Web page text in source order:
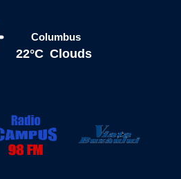
Columbus
22°C Clouds